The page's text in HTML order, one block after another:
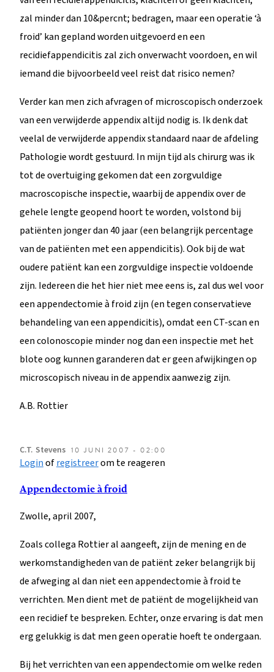
zal minder dan 10&percnt; bedragen, maar een operatie ‘à
froid’ kan gepland worden uitgevoerd en een
recidiefappendicitis zal zich onverwacht voordoen, en wil
iemand die bijvoorbeeld veel reist dat risico nemen?
Verder kan men zich afvragen of microscopisch onderzoek
van een verwijderde appendix altijd nodig is. Ik denk dat
veelal de verwijderde appendix standaard naar de afdeling
Pathologie wordt gestuurd. In mijn tijd als chirurg was ik
tot de overtuiging gekomen dat een zorgvuldige
macroscopische inspectie, waarbij de appendix over de
gehele lengte geopend hoort te worden, volstond bij
patiënten jonger dan 40 jaar (een belangrijk percentage
van de patiënten met een appendicitis). Ook bij de wat
oudere patiënt kan een zorgvuldige inspectie voldoende
zijn. Iedereen die het hier niet mee eens is, zal dus wel voor
een appendectomie à froid zijn (en tegen conservatieve
behandeling van een appendicitis), omdat een CT-scan en
een colonoscopie minder nog dan een inspectie met het
blote oog kunnen garanderen dat er geen afwijkingen op
microscopisch niveau in de appendix aanwezig zijn.
A.B. Rottier
C.T. Stevens 10 JUNI 2007 - 02:00
Loginofregistreerom te reageren
Appendectomie à froid
Zwolle, april 2007,
Zoals collega Rottier al aangeeft, zijn de mening en de
werkomstandigheden van de patiënt zeker belangrijk bij
de afweging al dan niet een appendectomie à froid te
verrichten. Men dient met de patiënt de mogelijkheid van
een recidief te bespreken. Echter, onze ervaring is dat men
erg gelukkig is dat men geen operatie hoeft te ondergaan.
Bij het verrichten van een appendectomie om welke reden